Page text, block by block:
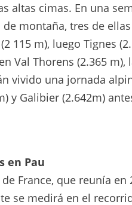
altas cimas. En una
montaña, tres de
m), luego Tignes
Val Thorens (2.365
vivido una jornada
y Galibier (2.642m)
en Pau
France, que reunía en
se medirá en el